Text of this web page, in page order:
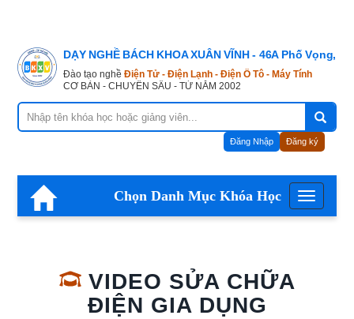
DẠY NGHỀ BÁCH KHOA XUÂN VĨNH - 46A Phố Vọng,
Đào tạo nghề Điện Tử - Điện Lạnh - Điện Ô Tô - Máy Tính
CƠ BẢN - CHUYÊN SÂU - TỪ NĂM 2002
Đăng Nhập Đăng ký
Menu
Chọn Danh Mục Khóa Học
VIDEO SỬA CHỮA
ĐIỆN GIA DỤNG